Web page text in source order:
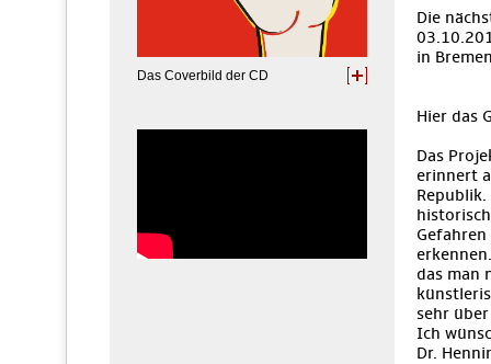
Das Coverbild der CD
Die
in
Hier das
Das
erinnert
das man
sehr
Ich
Dr.